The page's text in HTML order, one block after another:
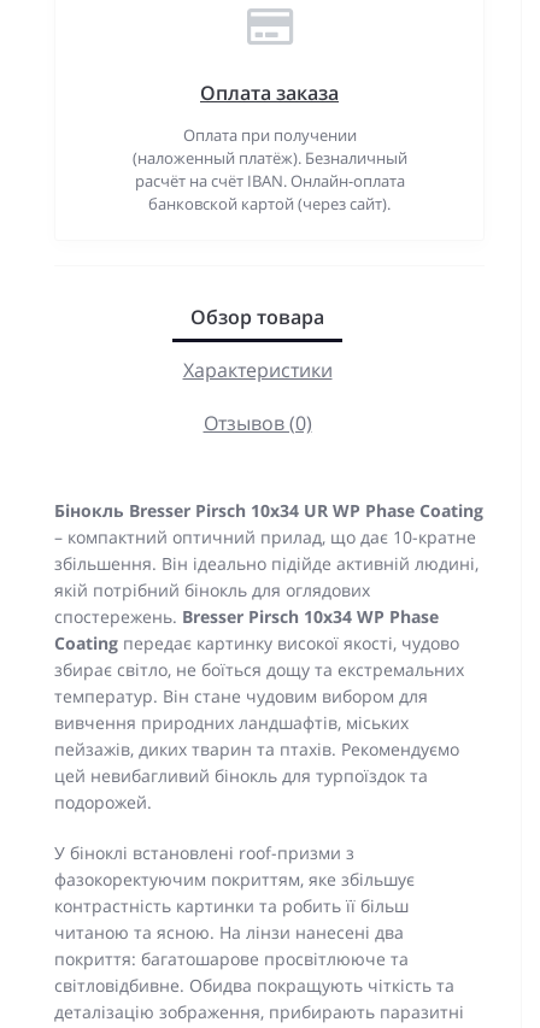
Оплата заказа
Оплата при получении
(наложенный платёж). Безналичный
расчёт на счёт IBAN. Онлайн-оплата
банковской картой (через сайт).
Обзор товара
Характеристики
Отзывов (0)
Бінокль Bresser Pirsch 10x34 UR WP Phase Coating
– компактний оптичний прилад, що дає 10-кратне
збільшення. Він ідеально підійде активній людині,
якій потрібний бінокль для оглядових
спостережень. Bresser Pirsch 10x34 WP Phase
Coating передає картинку високої якості, чудово
збирає світло, не боїться дощу та екстремальних
температур. Він стане чудовим вибором для
вивчення природних ландшафтів, міських
пейзажів, диких тварин та птахів. Рекомендуємо
цей невибагливий бінокль для турпоїздок та
подорожей.
У біноклі встановлені roof-призми з
фазокоректуючим покриттям, яке збільшує
контрастність картинки та робить її більш
читаною та ясною. На лінзи нанесені два
покриття: багатошарове просвітлююче та
світловідбивне. Обидва покращують чіткість та
деталізацію зображення, прибирають паразитні